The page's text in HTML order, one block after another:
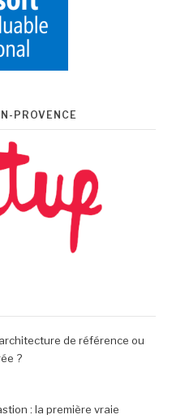
PROVENCE
de référence ou
?
: la première vraie